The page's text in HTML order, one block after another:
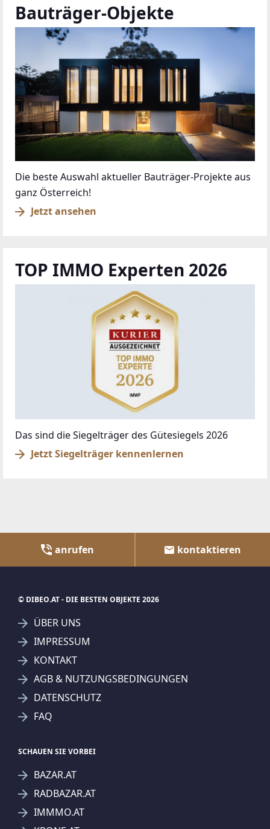
Bauträger-Objekte
Die beste Auswahl aktueller Bauträger-Projekte aus
ganz Österreich!
Jetzt ansehen
TOP IMMO Experten 2026
Das sind die Siegelträger des Gütesiegels 2026
Jetzt Siegelträger kennenlernen
anrufen kontaktieren
© DIBEO.AT - DIE BESTEN OBJEKTE 2026
ÜBER UNS
IMPRESSUM
KONTAKT
AGB & NUTZUNGSBEDINGUNGEN
DATENSCHUTZ
FAQ
SCHAUEN SIE VORBEI
BAZAR.AT
RADBAZAR.AT
IMMMO.AT